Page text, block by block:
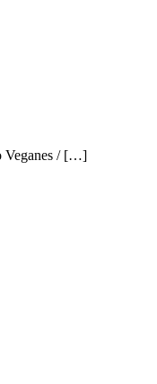
Veganes / […]